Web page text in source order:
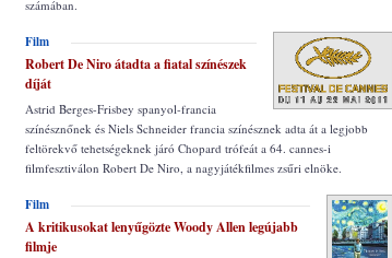
számában.
Film
Robert De Niro átadta a fiatal színészek
díját
Astrid Berges-Frisbey spanyol-francia
színésznőnek és Niels Schneider francia színésznek adta át a legjobb
feltörekvő tehetségeknek járó Chopard trófeát a 64. cannes-i
filmfesztiválon Robert De Niro, a nagyjátékfilmes zsűri elnöke.
Film
A kritikusokat lenyűgözte Woody Allen legújabb
filmje